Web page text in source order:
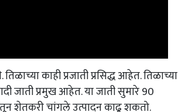
काही प्रजाती प्रसिद्ध आहेत. तिळाच्या
जाती प्रमुख आहेत. या जाती सुमारे 90
शेतकरी चांगले उत्पादन काढू शकतो.